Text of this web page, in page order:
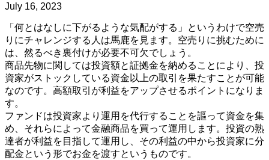
July 16, 2023
「何とはなしに下がるような気配がする」というわけで空売
りにチャレンジする人は馬鹿を見ます。空売りに挑むために
は、然るべき裏付けが必要不可欠でしょう。
商品先物に関しては投資額と証拠金を納めることにより、投
資家がストックしている資金以上の取引を果たすことが可能
なのです。高額取引が利益をアップさせるポイントになりま
す。
ファンドは投資家より運用を代行することを謳って資金を集
め、それらによって金融商品を買って運用します。投資の熟
達者が利益を目指して運用し、その利益の中から投資家に分
配金という形でお金を渡すというものです。